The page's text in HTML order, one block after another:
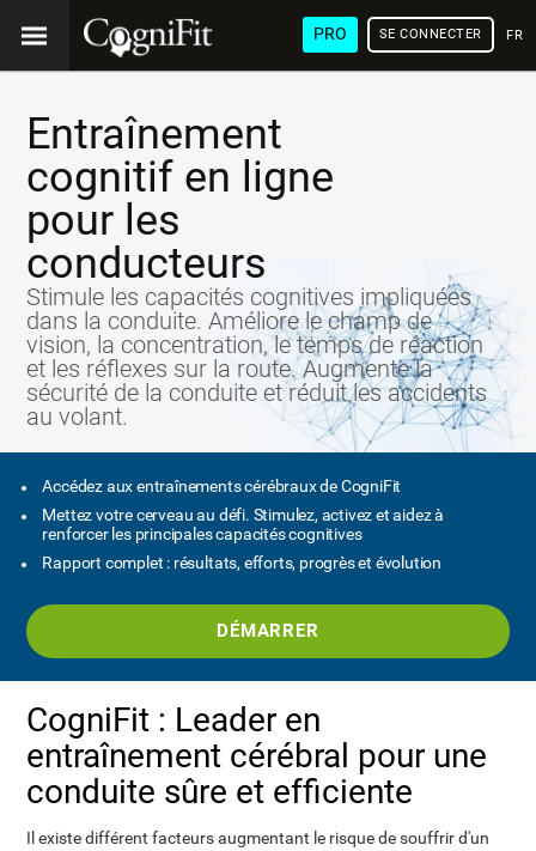
PRO SE CONNECTER
Entraînement
cognitif en ligne
pour les
conducteurs
Stimule les capacités cognitives impliquées
dans la conduite. Améliore le champ de
vision, la concentration, le temps de réaction
et les réflexes sur la route. Augmente la
sécurité de la conduite et réduit les accidents
au volant.
Accédez aux entraînements cérébraux de CogniFit
Mettez votre cerveau au défi. Stimulez, activez et aidez à
renforcer les principales capacités cognitives
Rapport complet : résultats, efforts, progrès et évolution
DÉMARRER
CogniFit : Leader en
entraînement cérébral pour une
conduite sûre et efficiente
Il existe différent facteurs augmentant le risque de souffrir d'un